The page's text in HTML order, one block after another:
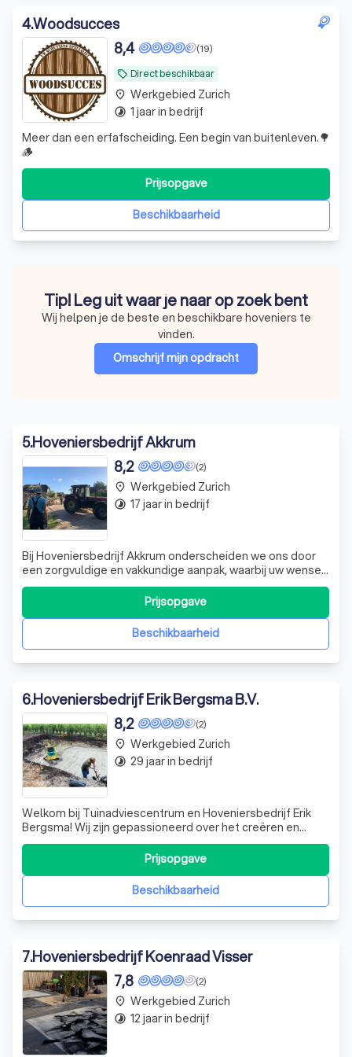
4.Woodsucces
local_offer Direct beschikbaar
(19)
8,4
Meer dan een erfafscheiding. Een begin van buitenleven.🌳
🪵
Beschikbaarheid
Prijsopgave
place Werkgebied Zurich
timelapse 1 jaar in bedrijf
Tip! Leg uit waar je naar op zoek bent
Wij helpen je de beste en beschikbare hoveniers te
vinden.
Omschrijf mijn opdracht
5.Hoveniersbedrijf Akkrum
(2)
8,2
Bij Hoveniersbedrijf Akkrum onderscheiden we ons door
een zorgvuldige en vakkundige aanpak, waarbij uw wensen
altijd centraal staan. Wij zijn trots op onze uitgebreide
portfolio, die een diversiteit aan gerealiseerde projecten
laat zien. Of het nu gaat om de aanleg van een
kindvriendelijke tuin of eBeschikbaarheid
Prijsopgave
place Werkgebied Zurich
timelapse 17 jaar in bedrijf
6.Hoveniersbedrijf Erik Bergsma B.V.
(2)
8,2
Welkom bij Tuinadviescentrum en Hoveniersbedrijf Erik
Bergsma! Wij zijn gepassioneerd over het creëren en
onderhouden van prachtige tuinen die perfect aansluiten
bij de wensen van onze klanten. Met jarenlange ervaring in
tuin aanleg, onderhoud en advies, onderscheiden wij ons
door onze persoonlijkeBeschikbaarheid
Prijsopgave
place Werkgebied Zurich
timelapse 29 jaar in bedrijf
7.Hoveniersbedrijf Koenraad Visser
(2)
7,8
place Werkgebied Zurich
timelapse 12 jaar in bedrijf